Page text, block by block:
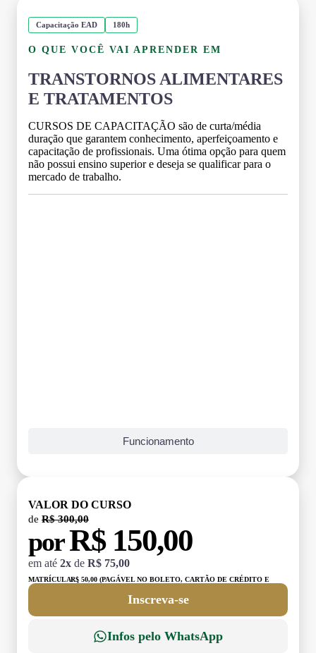
Capacitação EAD 180h
O QUE VOCÊ VAI APRENDER EM
TRANSTORNOS ALIMENTARES
E TRATAMENTOS
CURSOS DE CAPACITAÇÃO são de curta/média
duração que garantem conhecimento, aperfeiçoamento e
capacitação de profissionais. Uma ótima opção para quem
não possui ensino superior e deseja se qualificar para o
mercado de trabalho.
Funcionamento
VALOR DO CURSO
de R$ 300,00
porR$ 150,00
em até 2x de R$ 75,00
MATRÍCULA:R$ 50,00 (PAGÁVEL NO BOLETO, CARTÃO DE CRÉDITO E
Inscreva-se
Infos pelo WhatsApp